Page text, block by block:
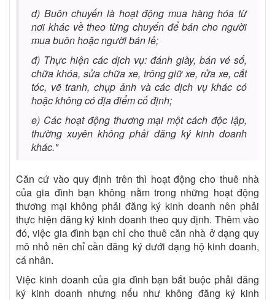
d) Buôn chuyến là hoạt động mua hàng hóa từ
nơi khác về theo từng chuyến để bán cho người
mua buôn hoặc người bán lẻ;
đ) Thực hiện các dịch vụ: đánh giày, bán vé số,
chữa khóa, sửa chữa xe, trông giữ xe, rửa xe, cắt
tóc, vẽ tranh, chụp ảnh và các dịch vụ khác có
hoặc không có địa điểm cố định;
e) Các hoạt động thương mại một cách độc lập,
thường xuyên không phải đăng ký kinh doanh
khác."
Căn cứ vào quy định trên thì hoạt động cho thuê nhà
của gia đình bạn không nằm trong những hoạt động
thương mại không phải đăng ký kinh doanh nên phải
thực hiện đăng ký kinh doanh theo quy định. Thêm vào
đó, việc gia đình bạn chỉ cho thuê căn nhà ở dạng quy
mô nhỏ nên chỉ cần đăng ký dưới dạng hộ kinh doanh,
cá nhân.
Việc kinh doanh của gia đình bạn bắt buộc phải đăng
ký kinh doanh nhưng nếu như không đăng ký kinh